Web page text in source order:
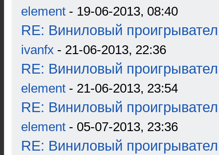
element - 19-06-2013, 08:40
RE: Виниловый
ivanfx - 21-06-2013, 22:36
RE: Виниловый
element - 21-06-2013, 23:54
RE: Виниловый
element - 05-07-2013, 23:36
RE: Виниловый